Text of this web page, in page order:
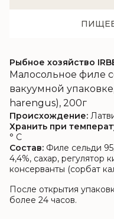
Рыбное хозяйство
Малосольное филе
вакуумной
harengus), 200г
Происхождение:
Хранить при
° C
Состав: Филе сельди
4,4%, сахар, регулятор
консерванты (сорбат
После открытия
более 24 часов.